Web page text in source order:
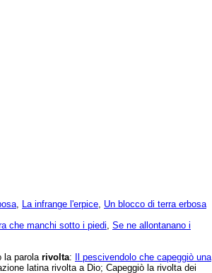
La infrange l'erpice Un blocco di terra erbosa
che manchi sotto i piedi Se ne allontanano i
la parola rivolta: Il pescivendolo che capeggiò una
latina rivolta a Dio; Capeggiò la rivolta dei